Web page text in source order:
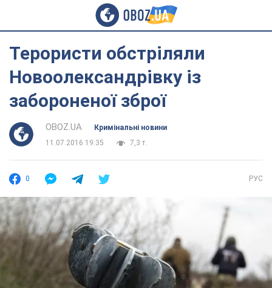
Терористи обстріляли
Новоолександрівку із
забороненої зброї
OBOZ.UA
Кримінальні новини
11.07.2016 19:35
7,3 т.
0 РУС